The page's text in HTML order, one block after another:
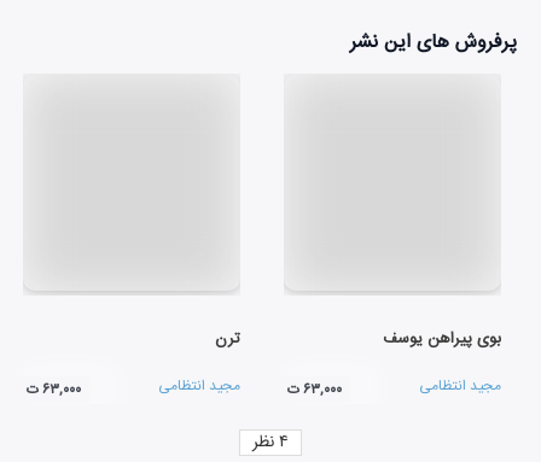
پرفروش های این نشر
بوی پیراهن یوسف
مجید انتظامی ۶۳,۰۰۰ ت
ترن
مجید انتظامی ۶۳,۰۰۰ ت
۴نظر